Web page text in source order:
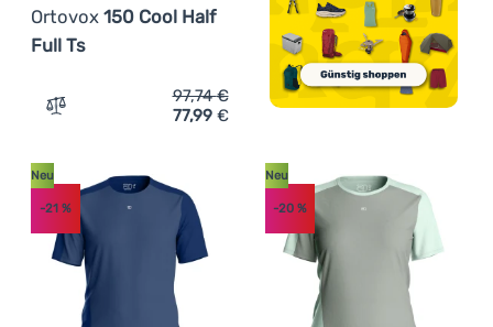
Ortovox 150 Cool Half
Full Ts
Zum Vergleich 'Herren-Funktionsshirt Ortovox 150
97,74€
77,99 €
Neu
-21 %
Neu
-20%